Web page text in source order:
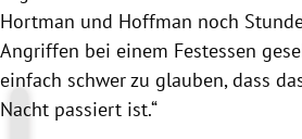
Hortman und Hoffman noch
Angriffen bei einem Festessen
einfach schwer zu glauben, dass
Nacht passiert ist.“